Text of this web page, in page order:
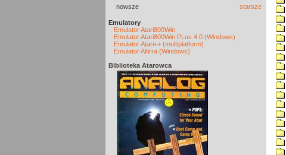
nowsze starsze
Emulatory
Emulator Atari800Win
Emulator Atari800Win PLus 4.0 (Windows)
Emulator Atari++ (multiplatform)
Emulator Altirra (Windows)
Biblioteka Atarowca